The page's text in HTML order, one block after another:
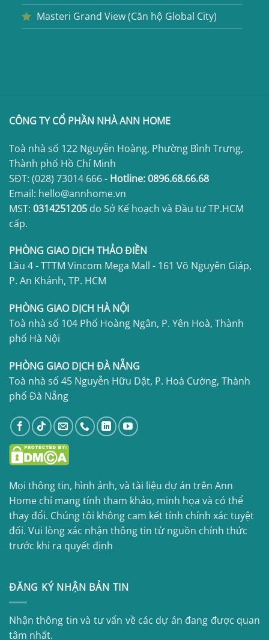
Masteri Grand View (Căn hộ Global City)
CÔNG TY CỔ PHẦN NHÀ ANN HOME
Toà nhà số 122 Nguyễn Hoàng, Phường Bình Trưng,
Thành phố Hồ Chí Minh
SĐT: (028) 73014 666- Hotline:0896.68.66.68
Email: hello@annhome.vn
MST: 0314251205 do Sở Kế hoạch và Đầu tư TP.HCM
cấp.
PHÒNG GIAO DỊCH THẢO ĐIỀN
Lầu 4 - TTTM Vincom Mega Mall - 161 Võ Nguyên Giáp,
P. An Khánh, TP. HCM
PHÒNG GIAO DỊCH HÀ NỘI
Toà nhà số 104 Phố Hoàng Ngân, P. Yên Hoà, Thành
phố Hà Nội
PHÒNG GIAO DỊCH ĐÀ NẴNG
Toà nhà số 45 Nguyễn Hữu Dật, P. Hoà Cường, Thành
phố Đà Nẵng
Mọi thông tin, hình ảnh, và tài liệu dự án trên Ann
Home chỉ mang tính tham khảo, minh họa và có thể
thay đổi. Chúng tôi không cam kết tính chính xác tuyệt
đối. Vui lòng xác nhận thông tin từ nguồn chính thức
trước khi ra quyết định
ĐĂNG KÝ NHẬN BẢN TIN
Nhận thông tin và tư vấn về các dự án đang được quan
tâm nhất.